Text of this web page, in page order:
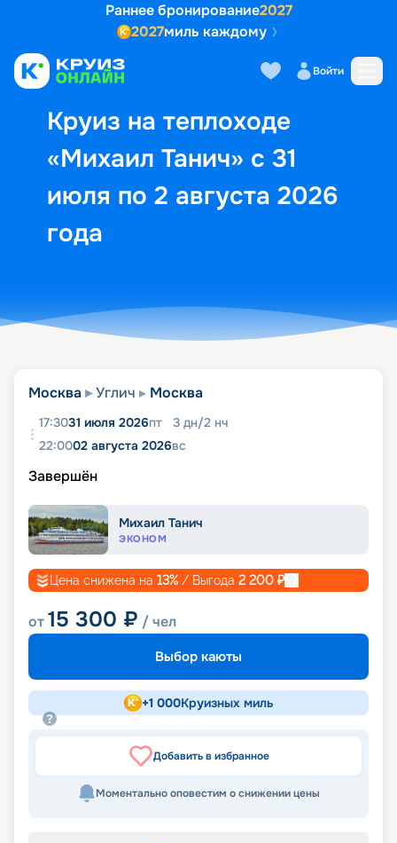
Раннее бронирование2027
2027миль каждому
Войти
Круиз на теплоходе
«Михаил Танич» с 31
июля по 2 августа 2026
года
Выбор кают Маршрут и
Москва Углич Москва
17:3031 июля 2026пт 3 дн/2 нч
22:0002 августа 2026вс
Завершён
Михаил Танич
ЭКОНОМ
Цена снижена на 13% / Выгода 2 200 ₽
от15 300 ₽ / чел
Выбор каюты
+1 000Круизных миль
Добавить в избранное
Моментально оповестим о снижении цены